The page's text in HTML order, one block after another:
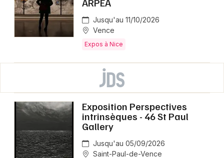
Jusqu'au 11/10/2026
Vence
Expos à Nice
Exposition Perspectives
intrinsèques - 46 St Paul
Gallery
Jusqu'au 05/09/2026
Saint-Paul-de-Vence